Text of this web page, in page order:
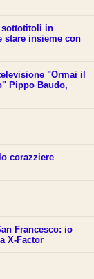
sottotitoli in
stare insieme con
"Ormai il
Pippo Baudo,
corazziere
Francesco: io
X-Factor